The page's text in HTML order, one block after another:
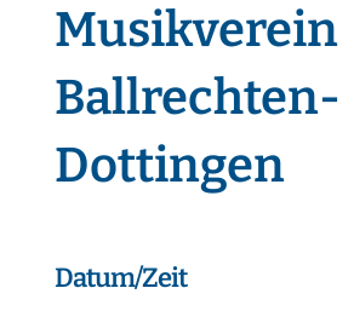
Musikverein
Ballrechten-
Dottingen
Datum/Zeit